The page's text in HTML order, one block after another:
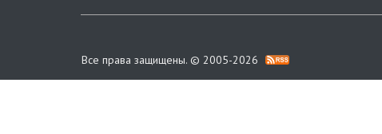
Все права защищены. © 2005-2026